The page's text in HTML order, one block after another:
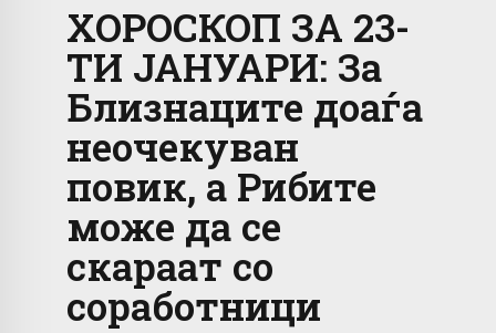
ХОРОСКОП ЗА 23-
ТИ ЈАНУАРИ: За
Близнаците доаѓа
неочекуван
повик, а Рибите
може да се
скараат со
соработници